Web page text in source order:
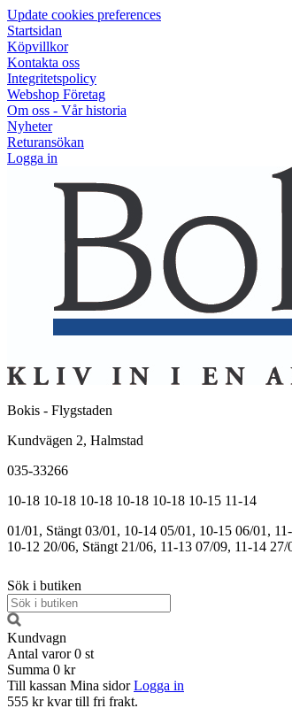
Update cookies preferences
Startsidan
Köpvillkor
Kontakta oss
Integritetspolicy
Webshop Företag
Om oss - Vår historia
Nyheter
Returansökan
Logga in
Bokis - Flygstaden
Kundvägen 2, Halmstad
035-33266
10-18 10-18 10-18 10-18 10-18 10-15 11-14
01/01, Stängt 03/01, 10-14 05/01, 10-15 06/01,
10-12 20/06, Stängt 21/06, 11-13 07/09, 11-14 27/
Sök i butiken
Kundvagn
Antal varor 0 st
Summa 0 kr
Till kassan Mina sidor Logga in
555 kr kvar till fri frakt.